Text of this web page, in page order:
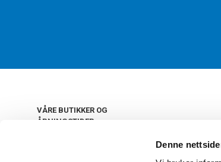
Denne
VÅRE BUTIKKER OG
ÅPNINGSTIDER